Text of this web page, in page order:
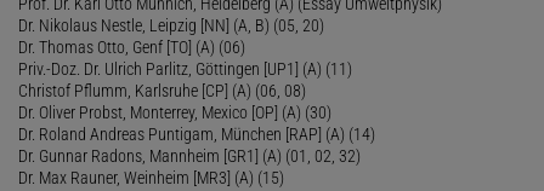
Dr. Nikolaus Nestle, Leipzig [NN] (A, B) (05, 20)
Dr. Thomas Otto, Genf [TO] (A) (06)
Priv.-Doz. Dr. Ulrich Parlitz, Göttingen [UP1] (A) (11)
Christof Pflumm, Karlsruhe [CP] (A) (06, 08)
Dr. Oliver Probst, Monterrey, Mexico [OP] (A) (30)
Dr. Roland Andreas Puntigam, München [RAP] (A) (14)
Dr. Gunnar Radons, Mannheim [GR1] (A) (01, 02, 32)
Dr. Max Rauner, Weinheim [MR3] (A) (15)